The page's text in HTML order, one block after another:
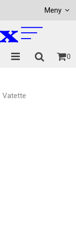
Meny
0
Vatette